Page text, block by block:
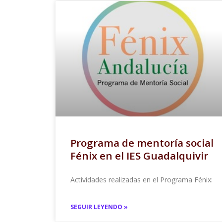
Programa de mentoría social
Fénix en el IES Guadalquivir
Actividades realizadas en el Programa Fénix:
SEGUIR LEYENDO »